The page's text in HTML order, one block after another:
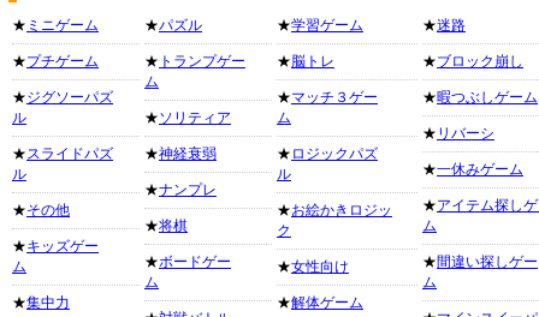
★ ミニゲーム
★プチゲーム
★ジグソーパズ
ル
★スライドパズ
ル
★その他
★キッズゲー
ム
★集中力
★パズル
★ トランプゲー
ム
★ソリティア
★神経衰弱
★ナンプレ
★将棋
★ボードゲー
ム
★学習ゲーム
★脳トレ
★マッチ３ゲー
ム
★ ロジックパズ
ル
★お絵かきロジッ
ク
★女性向け
★解体ゲーム
★迷路
★ブロック崩し
★暇つぶしゲーム
★ リバーシ
★一休みゲーム
★アイテム探し
ム
★間違い探しゲー
ム